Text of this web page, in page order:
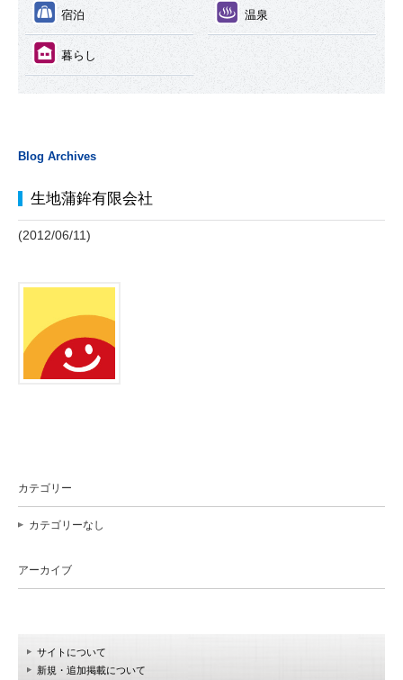
⑨ 宿泊 ⑩ 温泉
⑪ 暮らし
Blog Archives
生地蒲鉾有限会社
(2012/06/11)
カテゴリー
カテゴリーなし
アーカイブ
サイトについて
新規・追加掲載について